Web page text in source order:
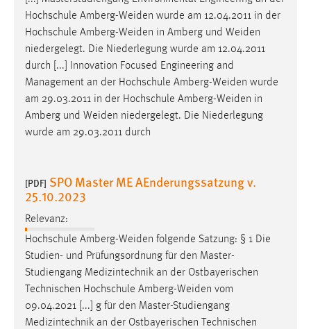
Hochschule Amberg-Weiden wurde am 12.04.2011 in der
Hochschule Amberg-Weiden in Amberg und Weiden
niedergelegt. Die Niederlegung wurde am 12.04.2011
durch [...] Innovation Focused Engineering and
Management an der Hochschule Amberg-Weiden wurde
am 29.03.2011 in der Hochschule Amberg-Weiden in
Amberg und Weiden niedergelegt. Die Niederlegung
wurde am 29.03.2011 durch
[PDF] SPO Master ME AEnderungssatzung v.
25.10.2023
Relevanz:
Hochschule Amberg-Weiden folgende Satzung: § 1 Die
Studien- und Prüfungsordnung für den Master-
Studiengang Medizintechnik an der Ostbayerischen
Technischen Hochschule Amberg-Weiden vom
09.04.2021 [...] g für den Master-Studiengang
Medizintechnik an der Ostbayerischen Technischen